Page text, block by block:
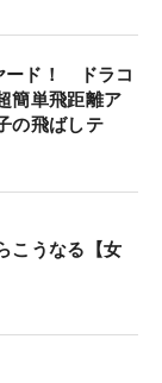
ード！ ドラコ
簡単飛距離ア
の飛ばしテ
こうなる【女